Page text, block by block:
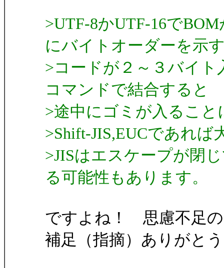
>UTF-8かUTF-16で
にバイトオーダーを示
>コードが２～３バイ
コマンドで結合すると
>途中にゴミが入るこ
>Shift-JIS,EUCであれば
>JISはエスケープが閉
る可能性もあります。
ですよね！ 思慮不足
補足（指摘）ありがと